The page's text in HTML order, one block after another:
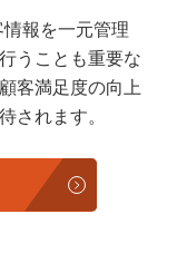
報を一元管理
うことも重要な
客満足度の向上
されます。